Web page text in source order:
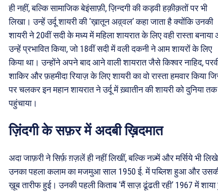
ही नहीं, बल्कि सामाजिक बेइंसाफ़ी, ज़िन्दगी की कड़वी हक़ीक़तों पर भी
लिखा। उन्हें उर्दू शायरी की ‘ख़ातून अव़्वल’ कहा जाता है क्योंकि उनकी
शायरी ने 20वीं सदी के मध्य में महिला शायरात के लिए वही रास्ता
उन्हें प्रभावित किया, जो 18वीं सदी में वली दकनी ने आम शायरों के लिए
किया था। उन्होंने अपने बाद आने वाली शायरात जैसे किश्वर नाहिद,
शाकिर और फ़हमीदा रियाज़ के लिए शायरी का वो रास्ता हमवार किया
पर चलकर इन महान शायरात ने उर्दू में ख़्वातीन की शायरी को दुनिया तक
पहुंचाया।
ज़िंदगी के सफ़र में अदबी ख़िदमात
अदा जाफ़री ने सिर्फ़ ग़ज़लें ही नहीं लिखीं, बल्कि नज़्में और मर्सिये भी
उनका पहला कलाम का मजमुआ साल 1950 ई. में पब्लिश हुआ और
ख़ूब तारीफ हुई। उनकी पहली किताब ‘मैं साज़ ढूंढती रही’ 1967 में शाया